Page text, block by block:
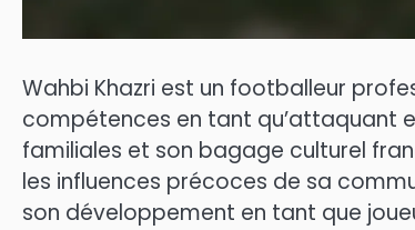
Wahbi Khazri est un footballeur
compétences en tant qu’attaquant
familiales et son bagage culturel
les influences précoces de sa
son développement en tant que